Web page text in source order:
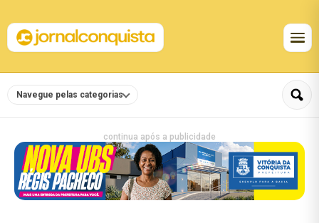
Navegue pelas categorias
continua após a publicidade